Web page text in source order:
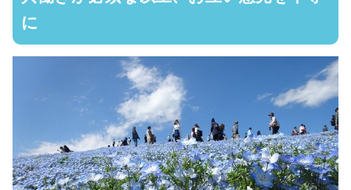
に